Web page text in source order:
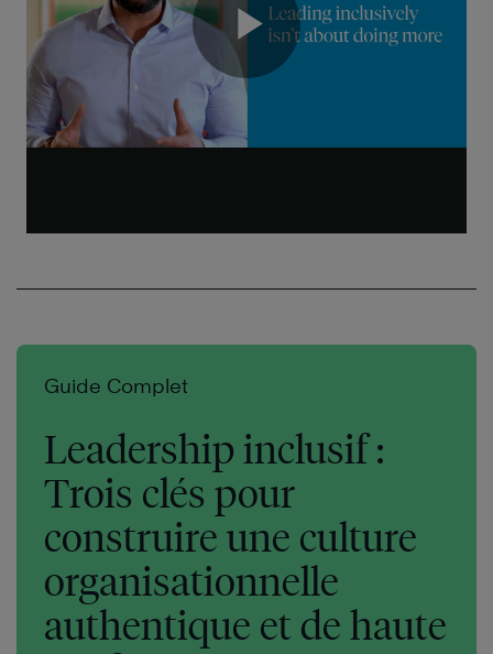
Guide Complet
Leadership inclusif :
Trois clés pour
construire une culture
organisationnelle
authentique et de haute